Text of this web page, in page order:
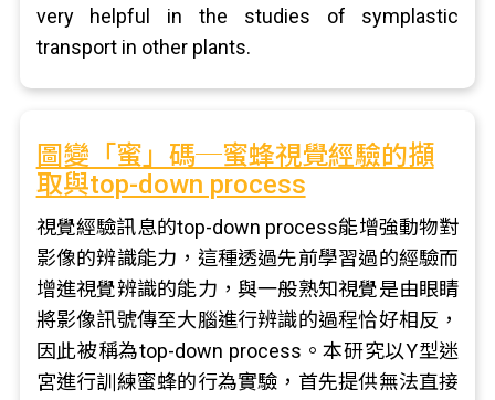
very helpful in the studies of symplastic
transport in other plants.
圖變「蜜」碼─蜜蜂視覺經驗的擷
取與top-down process
視覺經驗訊息的top-down process能增強動物對
影像的辨識能力，這種透過先前學習過的經驗而
增進視覺辨識的能力，與一般熟知視覺是由眼睛
將影像訊號傳至大腦進行辨識的過程恰好相反，
因此被稱為top-down process。本研究以Y型迷
宮進行訓練蜜蜂的行為實驗，首先提供無法直接